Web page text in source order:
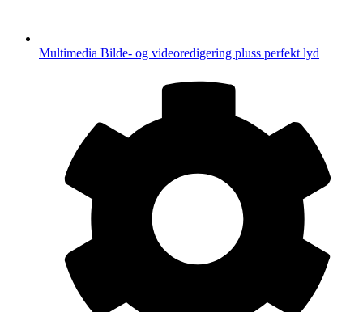
Multimedia Bilde- og videoredigering pluss perfekt lyd